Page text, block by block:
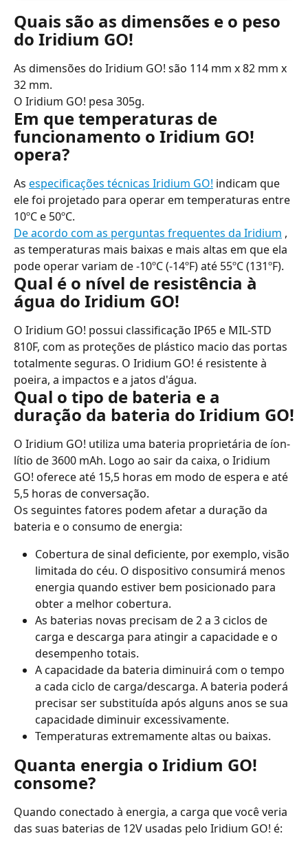
Quais são as dimensões e o peso
do Iridium GO!
As dimensões do Iridium GO! são 114 mm x 82 mm x
32 mm.
O Iridium GO! pesa 305g.
Em que temperaturas de
funcionamento o Iridium GO!
opera?
As especificações técnicas Iridium GO! indicam que
ele foi projetado para operar em temperaturas entre
10ºC e 50ºC.
De acordo com as perguntas frequentes da Iridium ,
as temperaturas mais baixas e mais altas em que ela
pode operar variam de -10ºC (-14ºF) até 55ºC (131ºF).
Qual é o nível de resistência à
água do Iridium GO!
O Iridium GO! possui classificação IP65 e MIL-STD
810F, com as proteções de plástico macio das portas
totalmente seguras. O Iridium GO! é resistente à
poeira, a impactos e a jatos d'água.
Qual o tipo de bateria e a
duração da bateria do Iridium GO!
O Iridium GO! utiliza uma bateria proprietária de íon-
lítio de 3600 mAh. Logo ao sair da caixa, o Iridium
GO! oferece até 15,5 horas em modo de espera e até
5,5 horas de conversação.
Os seguintes fatores podem afetar a duração da
bateria e o consumo de energia:
Cobertura de sinal deficiente, por exemplo, visão
limitada do céu. O dispositivo consumirá menos
energia quando estiver bem posicionado para
obter a melhor cobertura.
As baterias novas precisam de 2 a 3 ciclos de
carga e descarga para atingir a capacidade e o
desempenho totais.
A capacidade da bateria diminuirá com o tempo
a cada ciclo de carga/descarga. A bateria poderá
precisar ser substituída após alguns anos se sua
capacidade diminuir excessivamente.
Temperaturas extremamente altas ou baixas.
Quanta energia o Iridium GO!
consome?
Quando conectado à energia, a carga que você veria
das suas baterias de 12V usadas pelo Iridium GO! é: